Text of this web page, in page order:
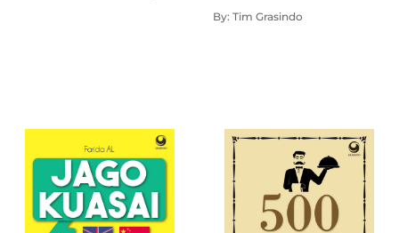
By: Tim Grasindo